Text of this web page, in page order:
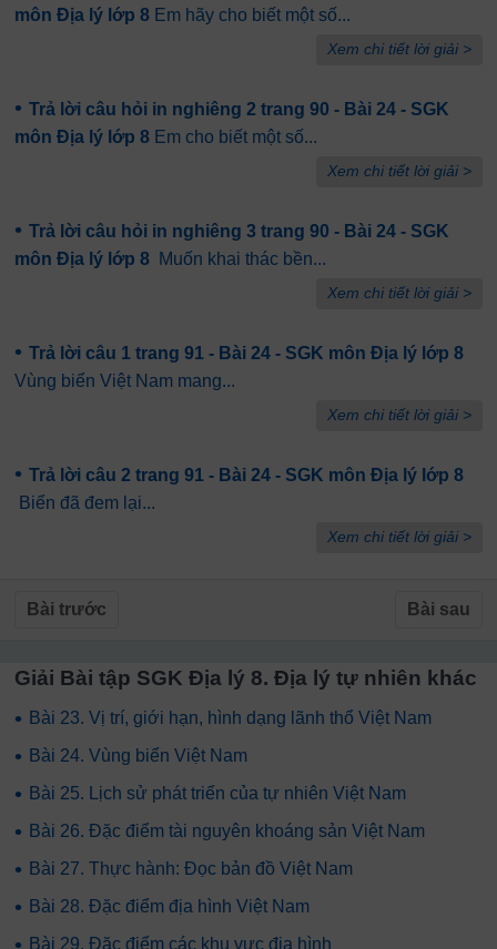
môn Địa lý lớp 8 Em hãy cho biết một số...
Xem chi tiết lời giải >
• Trả lời câu hỏi in nghiêng 2 trang 90 - Bài 24 - SGK
môn Địa lý lớp 8 Em cho biết một số...
Xem chi tiết lời giải >
• Trả lời câu hỏi in nghiêng 3 trang 90 - Bài 24 - SGK
môn Địa lý lớp 8 Muốn khai thác bền...
Xem chi tiết lời giải >
• Trả lời câu 1 trang 91 - Bài 24 - SGK môn Địa lý lớp 8
Vùng biển Việt Nam mang...
Xem chi tiết lời giải >
• Trả lời câu 2 trang 91 - Bài 24 - SGK môn Địa lý lớp 8
Biển đã đem lại...
Xem chi tiết lời giải >
Bài trước Bài sau
Giải Bài tập SGK Địa lý 8. Địa lý tự nhiên khác
• Bài 23. Vị trí, giới hạn, hình dạng lãnh thổ Việt Nam
• Bài 24. Vùng biển Việt Nam
• Bài 25. Lịch sử phát triển của tự nhiên Việt Nam
• Bài 26. Đặc điểm tài nguyên khoáng sản Việt Nam
• Bài 27. Thực hành: Đọc bản đồ Việt Nam
• Bài 28. Đặc điểm địa hình Việt Nam
Bài 29. Đặc điểm các khu vực địa hình